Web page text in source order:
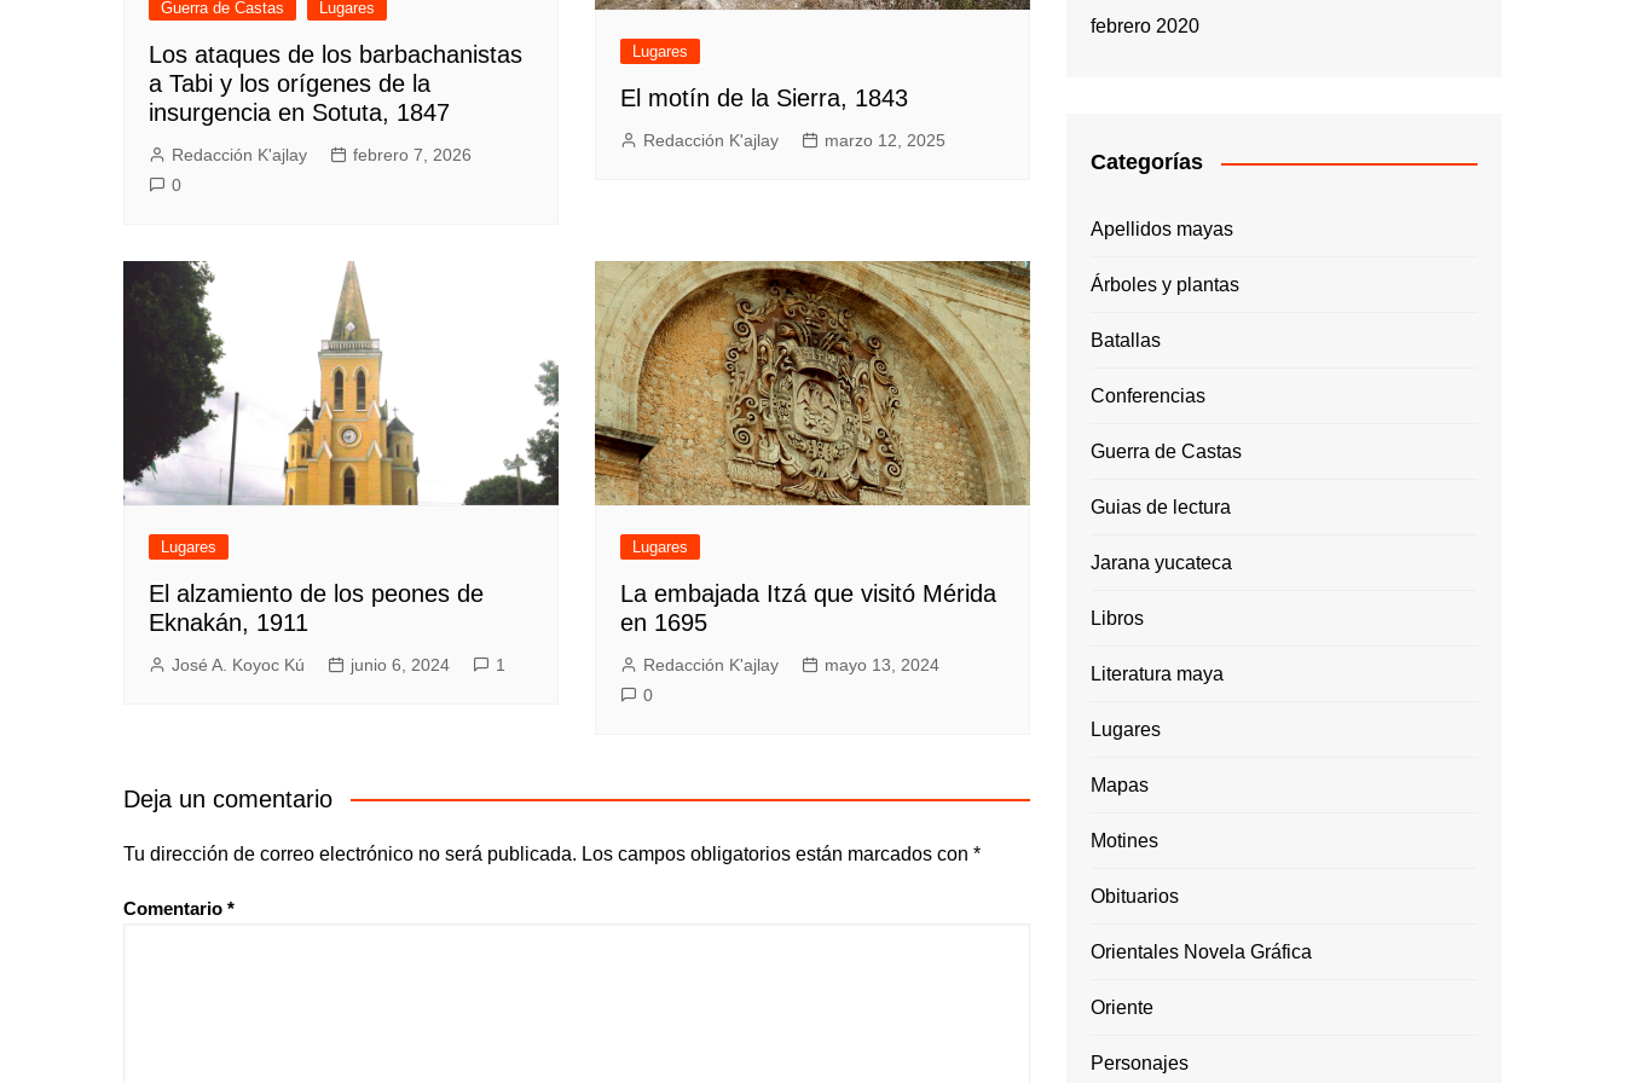
Guerra de Castas Lugares
Los ataques de los barbachanistas
a Tabi y los orígenes de la
insurgencia en Sotuta, 1847
Redacción K'ajlay
febrero 7, 2026
0
Lugares
El motín de la Sierra, 1843
Redacción K'ajlay marzo 12, 2025
Lugares
El alzamiento de los peones de
Eknakán, 1911
José A. Koyoc Kú junio 6, 2024 1
Lugares
La embajada Itzá que visitó Mérida
en 1695
Redacción K'ajlay
mayo 13, 2024
0
Deja un comentario
Tu dirección de correo electrónico no será publicada. Los campos obligatorios están marcados con *
Comentario *
febrero 2020
Categorías
Apellidos mayas
Árboles y plantas
Batallas
Conferencias
Guerra de Castas
Guias de lectura
Jarana yucateca
Libros
Literatura maya
Lugares
Mapas
Motines
Obituarios
Orientales Novela Gráfica
Oriente
Personajes